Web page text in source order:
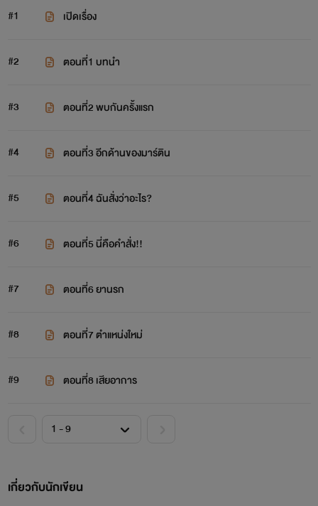
#1 เปิดเรื่อง
#2 ตอนที่1 บทนำ
#3 ตอนที่2 พบกันครั้งแรก
#4 ตอนที่3 อีกด้านของมาร์ติน
#5 ตอนที่4 ฉันสั่งว่าอะไร?
#6 ตอนที่5 นี่คือคำสั่ง!!
#7 ตอนที่6 ยานรก
#8 ตอนที่7 ตำแหน่งใหม่
#9 ตอนที่8 เสียอาการ
เกี่ยวกับนักเขียน